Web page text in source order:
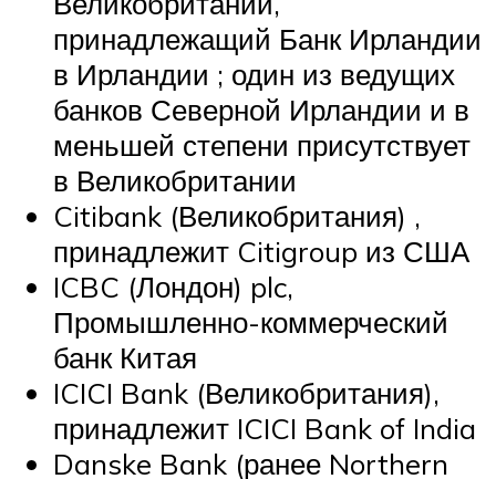
принадлежащий Банк Ирландии
в Ирландии ; один из ведущих
банков Северной Ирландии и в
меньшей степени присутствует
в Великобритании
Citibank (Великобритания) ,
принадлежит Citigroup из США
ICBC (Лондон) plc,
Промышленно-коммерческий
банк Китая
ICICI Bank (Великобритания),
принадлежит ICICI Bank of India
Danske Bank (ранее Northern